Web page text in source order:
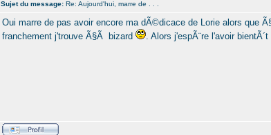
Sujet du message: Re: Aujourd'hui, marre de . . .
Oui marre de pas avoir encore ma dÃ©dicace de Lorie alors que
franchement j'trouve Ã§Ã bizard
. Alors j'espÃ¨re l'avoir